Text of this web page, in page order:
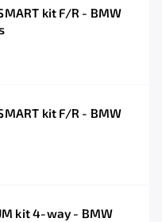
kit F/R - BMW
kit F/R - BMW
kit 4-way - BMW